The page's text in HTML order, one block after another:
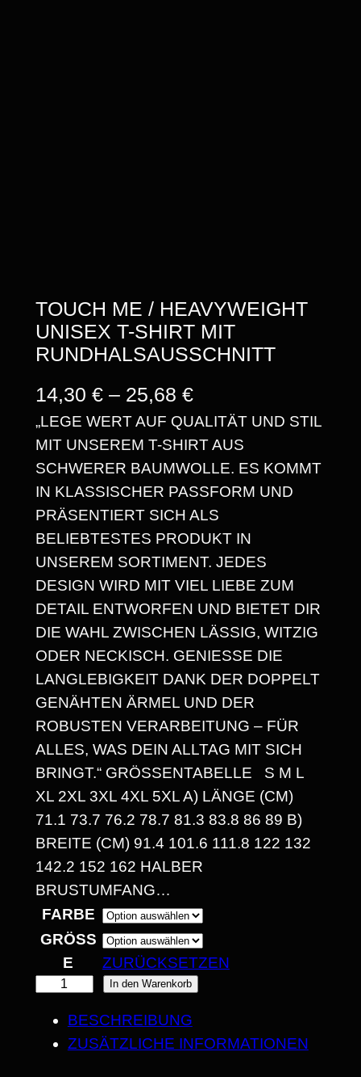
TOUCH ME / HEAVYWEIGHT
UNISEX T-SHIRT MIT
RUNDHALSAUSSCHNITT
14,30 € – 25,68 €P
R
E
I
S
S
P
A
N
N
E
:
1
4
,
3
€
B
S
„LEGE WERT AUF QUALITÄT UND STIL
MIT UNSEREM T-SHIRT AUS
SCHWERER BAUMWOLLE. ES KOMMT
IN KLASSISCHER PASSFORM UND
PRÄSENTIERT SICH ALS
BELIEBTESTES PRODUKT IN
UNSEREM SORTIMENT. JEDES
DESIGN WIRD MIT VIEL LIEBE ZUM
DETAIL ENTWORFEN UND BIETET DIR
DIE WAHL ZWISCHEN LÄSSIG, WITZIG
ODER NECKISCH. GENIESSE DIE L
ANGLEBIGKEIT DANK DER DOPPELT G
ENÄHTEN ÄRMEL UND DER R
OBUSTEN VERARBEITUNG – FÜR A
LLES, WAS DEIN ALLTAG MIT SICH B
RINGT.“ GRÖSSENTABELLE S M L XL
2XL 3XL 4XL 5XL A) LÄNGE (CM) 71
.1 73.7 76.2 78.7 81.3 83.8 86 89 B) BR
EITE (CM) 91.4 101.6 111.8 122 132 14
2.2 152 162 HALBER BR
USTUMFANG…
FARBE
GRÖSSE
ZURÜCKSETZEN
In den Warenkorb
BESCHREIBUNG
ZUSÄTZLICHE INFORMATIONEN